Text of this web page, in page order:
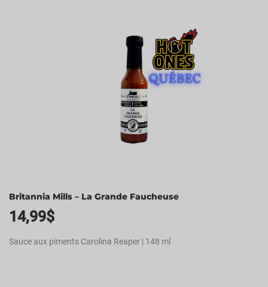
Britannia Mills – La Grande Faucheuse
14,99$
Sauce aux piments Carolina Reaper | 148 ml